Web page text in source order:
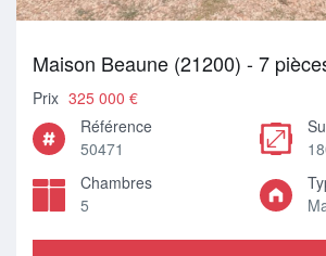
Maison Beaune (21200) - 7
Prix 325 000 €
Référence
50471
Chambres
5